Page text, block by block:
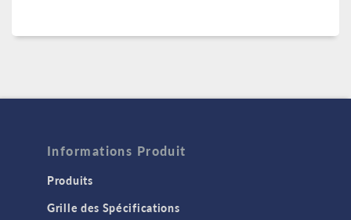
Informations Produit
Produits
Grille des Spécifications